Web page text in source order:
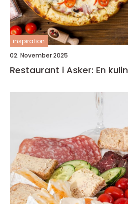
inspiration
02. November 2025
Restaurant i Asker: En